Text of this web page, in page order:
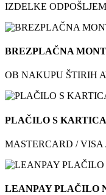
IZDELKE
BREZPLAČNA
OB NAKUPU ŠTIRIH
PLAČILO S
MASTERCARD / VISA
LEANPAY PLAČILO